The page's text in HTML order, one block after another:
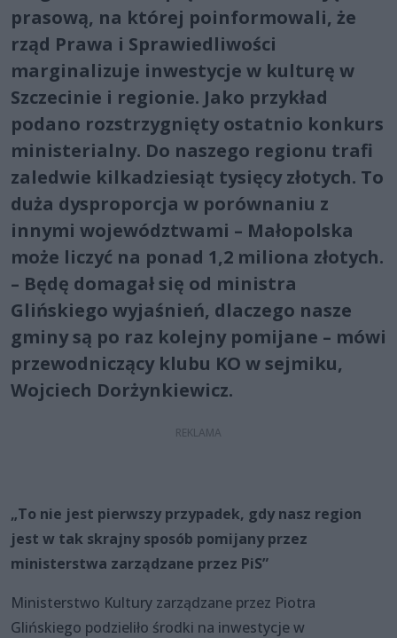
prasową, na której poinformowali, że
rząd Prawa i Sprawiedliwości
marginalizuje inwestycje w kulturę w
Szczecinie i regionie. Jako przykład
podano rozstrzygnięty ostatnio konkurs
ministerialny. Do naszego regionu trafi
zaledwie kilkadziesiąt tysięcy złotych. To
duża dysproporcja w porównaniu z
innymi województwami – Małopolska
może liczyć na ponad 1,2 miliona złotych.
– Będę domagał się od ministra
Glińskiego wyjaśnień, dlaczego nasze
gminy są po raz kolejny pomijane – mówi
przewodniczący klubu KO w sejmiku,
Wojciech Dorżynkiewicz.
„To nie jest pierwszy przypadek, gdy nasz region
jest w tak skrajny sposób pomijany przez
ministerstwa zarządzane przez PiS”
Ministerstwo Kultury zarządzane przez Piotra
Glińskiego podzieliło środki na inwestycje w